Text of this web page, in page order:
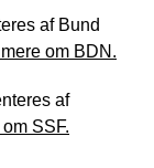
af Bund
om BDN.
af
SSF.